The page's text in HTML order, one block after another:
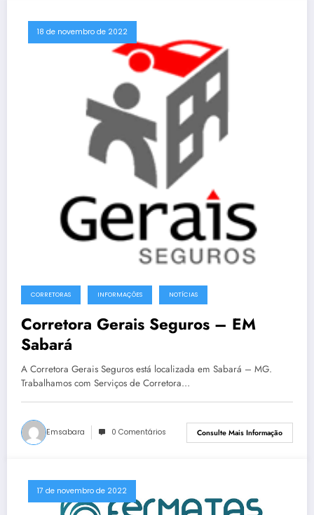
18 de novembro de 2022
CORRETORAS INFORMAÇÕES NOTÍCIAS
Corretora Gerais Seguros – EM
Sabará
A Corretora Gerais Seguros está localizada em Sabará – MG.
Trabalhamos com Serviços de Corretora…
Emsabara 0 Comentários Consulte Mais Informação
17 de novembro de 2022